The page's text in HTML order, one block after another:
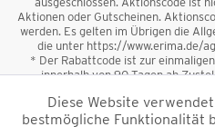
Aktionen oder Gutscheinen.
werden. Es gelten im Übrigen die
die unter https://www.erima.de/
* Der Rabattcode ist zur
innerhalb von 90 Tagen ab
sowie Geschenkgutscheine sind
Rabattcode ist nicht mit
Diese Website
bestmögliche Funktionalität